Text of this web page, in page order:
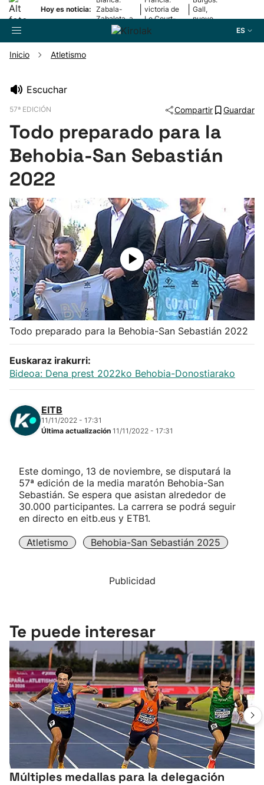
Hoy es noticia: Zabala-
Zabaleta, a
la final
victoria de
Le Court-
Pienaar
Gall,
nuevo
ES
Pelota
Remo
Baloncesto
Ciclismo
Herri-kirolak
Balonmano
Kirolak 360
Atletismo
Carreras de montaña
"Helmuga"
Inicio Atletismo
Escuchar
57ª EDICIÓN Compartir Guardar
Todo preparado para la
Behobia-San Sebastián
2022
Todo preparado para la Behobia-San Sebastián 2022
Euskaraz irakurri:
Bideoa: Dena prest 2022ko Behobia-Donostiarako
EITB
11/11/2022 - 17:31
Última actualización 11/11/2022 - 17:31
Este domingo, 13 de noviembre, se disputará la
57ª edición de la media maratón Behobia-San
Sebastián. Se espera que asistan alrededor de
30.000 participantes. La carrera se podrá seguir
en directo en eitb.eus y ETB1.
Atletismo Behobia-San Sebastián 2025
Publicidad
Te puede interesar
Múltiples medallas para la delegación